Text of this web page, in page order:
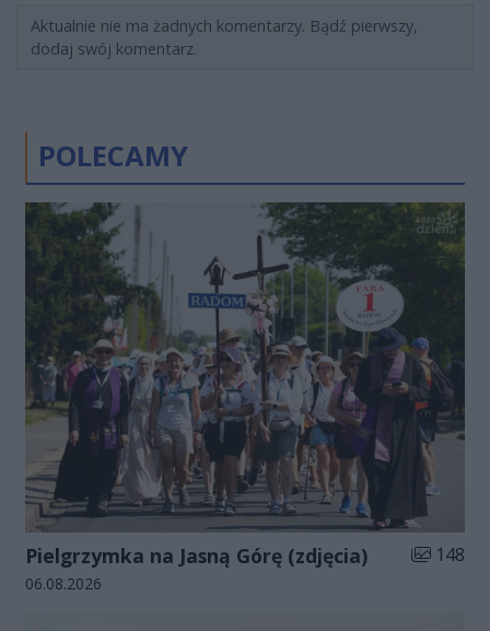
Aktualnie nie ma żadnych komentarzy. Bądź pierwszy,
dodaj swój komentarz.
POLECAMY
Pielgrzymka na Jasną Górę (zdjęcia) Liczba
148
Data dodania galerii:
06.08.2026